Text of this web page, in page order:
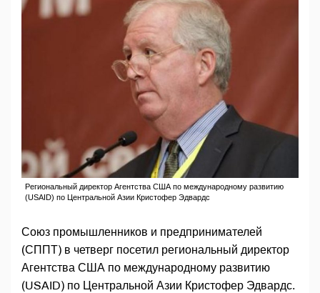
Региональный директор Агентства США по международному развитию
(USAID) по Центральной Азии Кристофер Эдвардс
Союз промышленников и предпринимателей
(СППТ) в четверг посетил региональный директор
Агентства США по международному развитию
(USAID) по Центральной Азии Кристофер Эдвардс.